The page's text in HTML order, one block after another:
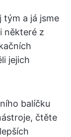
tým a já jsme
některé z
jejich
balíčku
čtěte